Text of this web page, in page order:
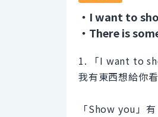
・I want to
・There is
1. 「I want to
我有東西想給你看
「Show you」